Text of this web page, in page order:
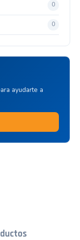
0
0
ayudarte a